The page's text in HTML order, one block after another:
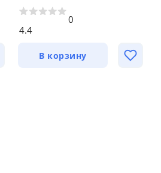
4.4
0
В корзину